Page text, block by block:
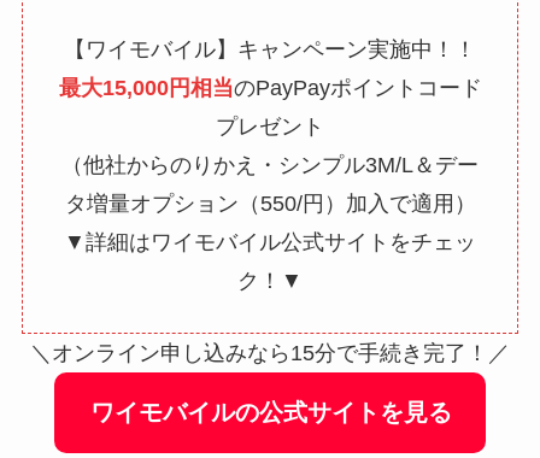
【ワイモバイル】キャンペーン実施中！！
最大15,000円相当のPayPayポイントコード
プレゼント
（他社からのりかえ・シンプル3M/L＆デー
タ増量オプション（550/円）加入で適用）
▼詳細はワイモバイル公式サイトをチェッ
ク！▼
＼オンライン申し込みなら15分で手続き完了！／
ワイモバイルの公式サイトを見る